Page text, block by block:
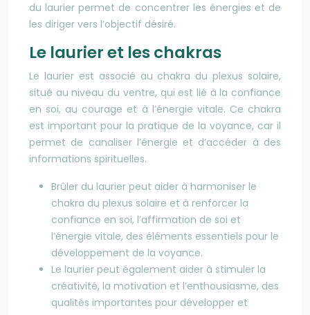
du laurier permet de concentrer les énergies et de
les diriger vers l’objectif désiré.
Le laurier et les chakras
Le laurier est associé au chakra du plexus solaire,
situé au niveau du ventre, qui est lié à la confiance
en soi, au courage et à l’énergie vitale. Ce chakra
est important pour la pratique de la voyance, car il
permet de canaliser l’énergie et d’accéder à des
informations spirituelles.
Brûler du laurier peut aider à harmoniser le
chakra du plexus solaire et à renforcer la
confiance en soi, l’affirmation de soi et
l’énergie vitale, des éléments essentiels pour le
développement de la voyance.
Le laurier peut également aider à stimuler la
créativité, la motivation et l’enthousiasme, des
qualités importantes pour développer et